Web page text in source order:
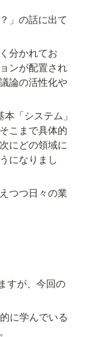
」の話に出て
分かれてお
ンが配置され
論の活性化や
「システム」
こまで具体的
にどの領域に
になりまし
つつ日々の業
すが、今回の
に学んでいる